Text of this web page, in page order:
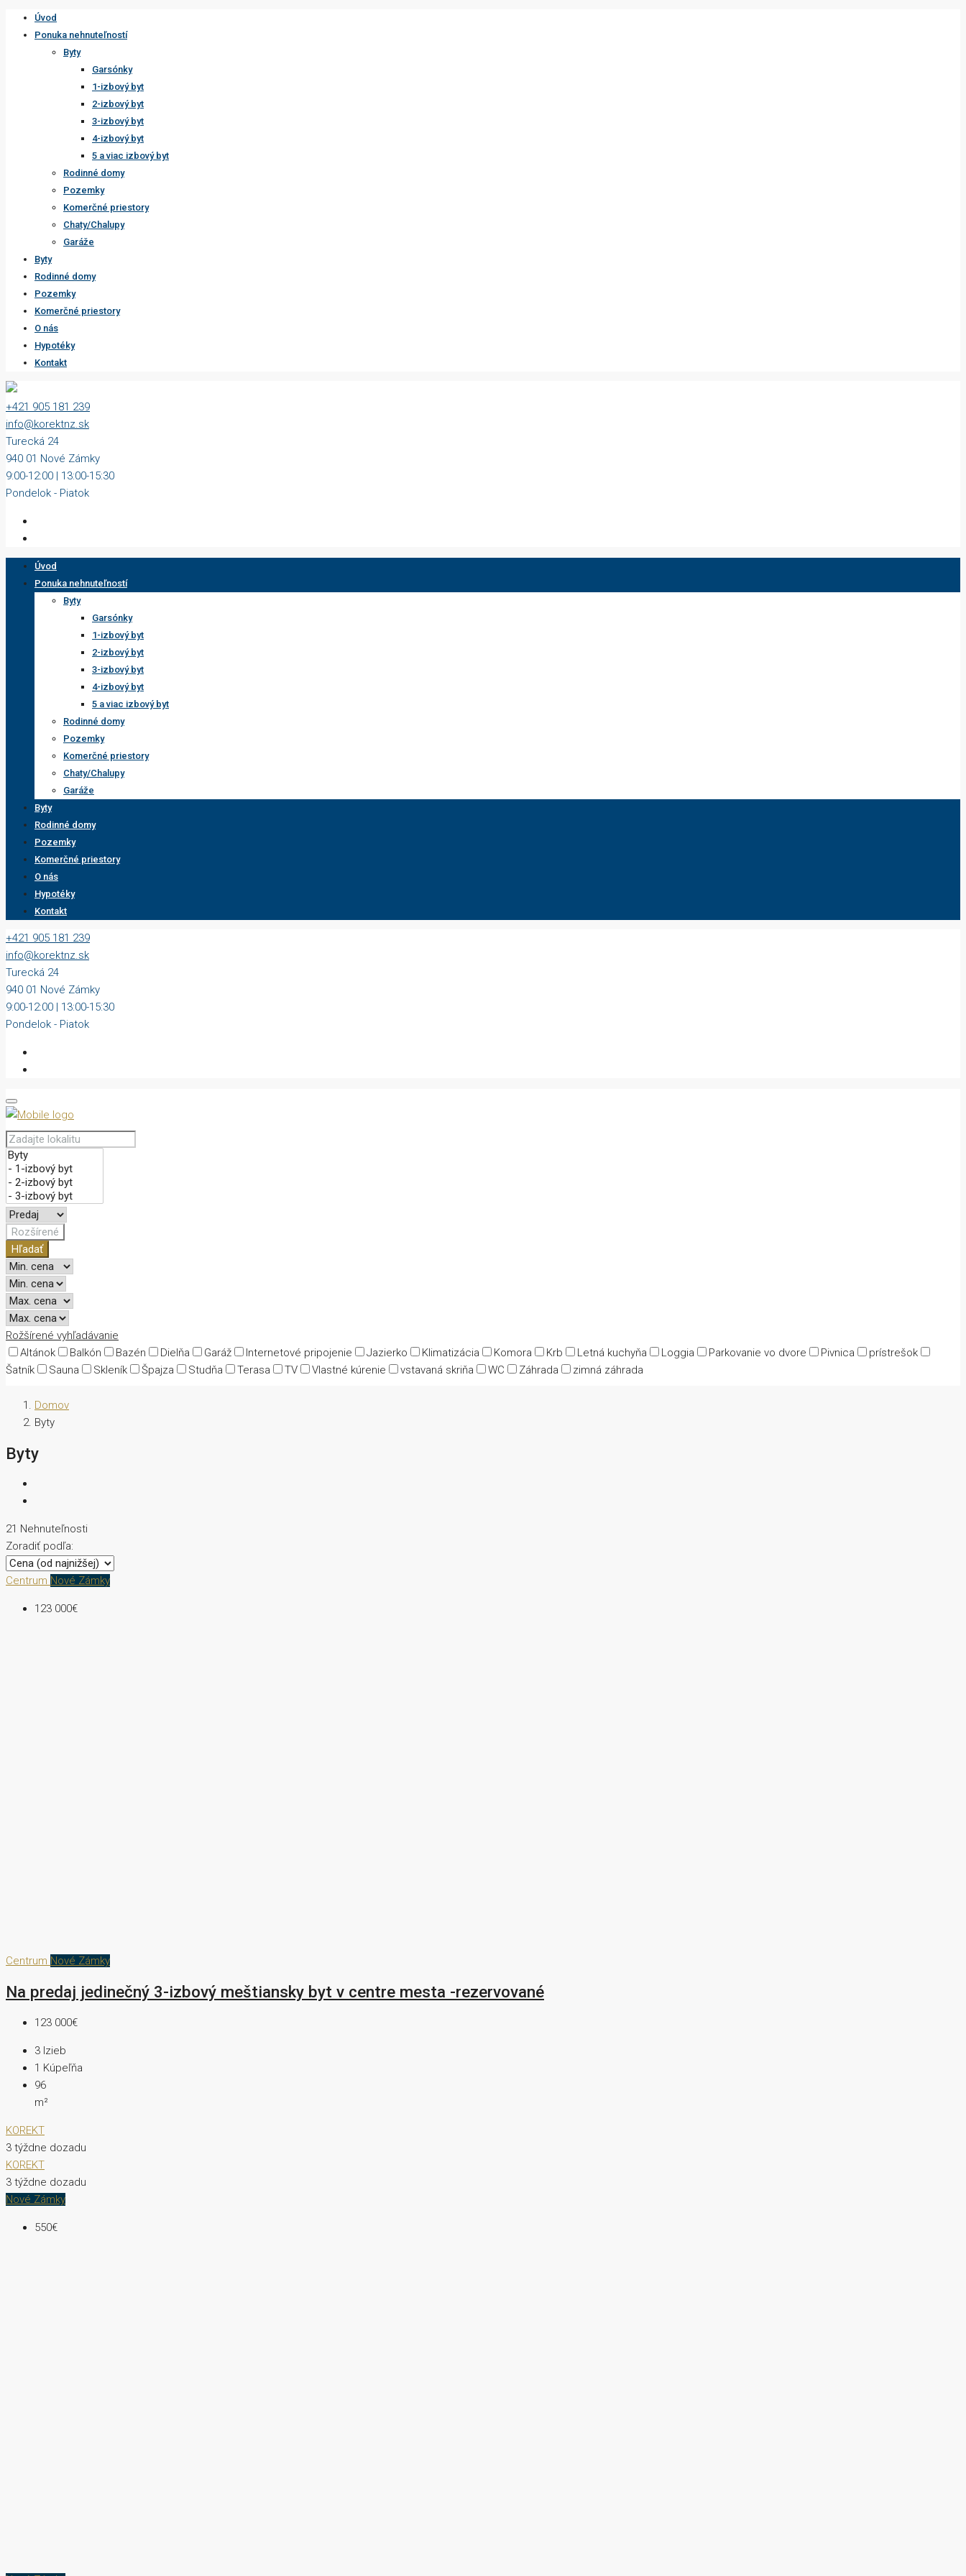
Úvod
Ponuka nehnuteľností
Byty
Garsónky
1-izbový byt
2-izbový byt
3-izbový byt
4-izbový byt
5 a viac izbový byt
Rodinné domy
Pozemky
Komerčné priestory
Chaty/Chalupy
Garáže
Byty
Rodinné domy
Pozemky
Komerčné priestory
O nás
Hypotéky
Kontakt
+421 905 181 239
info@korektnz.sk
Turecká 24
940 01 Nové Zámky
9:00-12:00 | 13:00-15:30
Pondelok - Piatok
Úvod
Ponuka nehnuteľností
Byty
Garsónky
1-izbový byt
2-izbový byt
3-izbový byt
4-izbový byt
5 a viac izbový byt
Rodinné domy
Pozemky
Komerčné priestory
Chaty/Chalupy
Garáže
Byty
Rodinné domy
Pozemky
Komerčné priestory
O nás
Hypotéky
Kontakt
+421 905 181 239
info@korektnz.sk
Turecká 24
940 01 Nové Zámky
9:00-12:00 | 13:00-15:30
Pondelok - Piatok
Rozšírené
Hľadať
Rožšírené vyhľadávanie
Altánok
Balkón Bazén Dielňa Garáž Internetové pripojenie Jazierko Klimatizácia Komora Krb Letná kuchyňa Loggia Parkovanie vo dvore Pivnica
prístrešok
Šatník
Sauna Skleník Špajza Studňa Terasa TV Vlastné kúrenie vstavaná skriňa WC Záhrada zimná záhrada
Domov
Byty
Byty
21 Nehnuteľnosti
Zoradiť podľa:
Centrum Nové Zámky
123 000€
Centrum Nové Zámky
Na predaj jedinečný 3-izbový meštiansky byt v centre mesta -rezervované
123 000€
3 Izieb
1 Kúpeľňa
96
m²
KOREKT
3 týždne dozadu
KOREKT
3 týždne dozadu
Nové Zámky
550€